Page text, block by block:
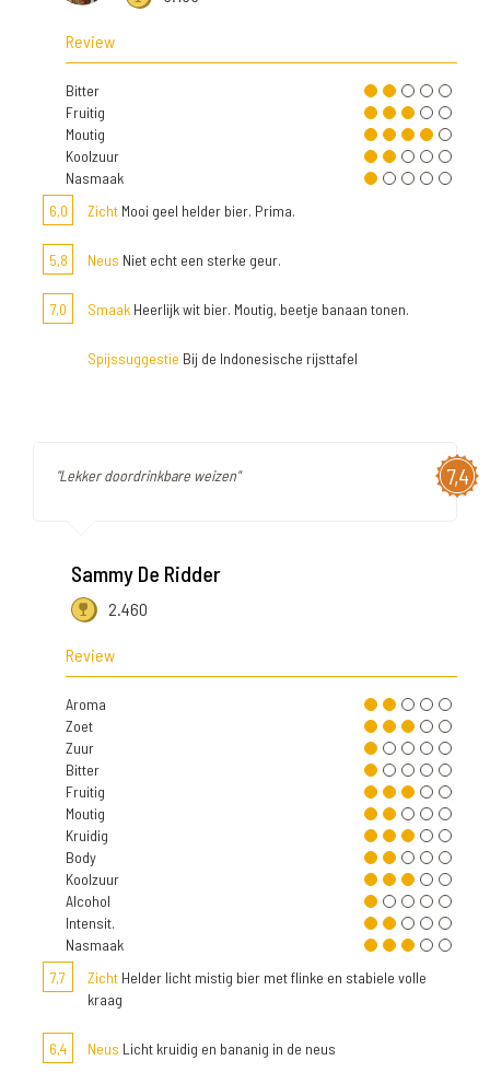
Review
Bitter
Fruitig
Moutig
Koolzuur
Nasmaak
6,0
Zicht Mooi geel helder bier. Prima.
5,8 Neus Niet echt een sterke geur.
7,0 Smaak Heerlijk wit bier. Moutig, beetje banaan tonen.
Spijssuggestie Bij de Indonesische rijsttafel
7,4
"Lekker doordrinkbare weizen"
Sammy De Ridder
2.460
Review
Aroma
Zoet
Zuur
Bitter
Fruitig
Moutig
Kruidig
Body
Koolzuur
Alcohol
Intensit.
Nasmaak
7,7
Zicht Helder licht mistig bier met flinke en stabiele volle
kraag
6,4 Neus Licht kruidig en bananig in de neus